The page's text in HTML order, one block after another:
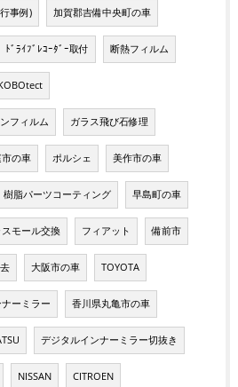
事例) 加賀郡吉備中央町の車
ﾄﾞﾗｲﾌﾞﾚｺｰﾀﾞｰ取付 断熱フィルム
フィルム ガラス飛び石修理
の車 ポルシェ 美作市の車
樹脂パーツコーティング 早島町の車
モール交換 フィアット 備前市
大阪市の車 TOYOTA
ーミラー 香川県丸亀市の車
デジタルインナーミラー切抜き
NISSAN CITROEN